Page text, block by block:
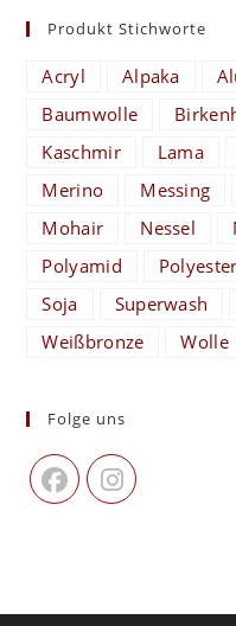
Produkt Stichworte
Acryl Alpaka
Baumwolle
Kaschmir
Lama
Merino
Messing
Mohair
Nessel
Polyamid
Polyester
Soja
Superwash
Weißbronze
Wolle
Folge uns